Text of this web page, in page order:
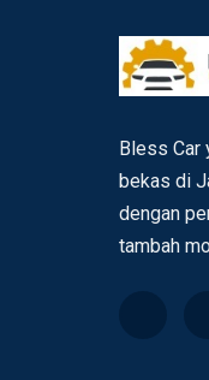
Bless Car
bekas di
dengan
tambah